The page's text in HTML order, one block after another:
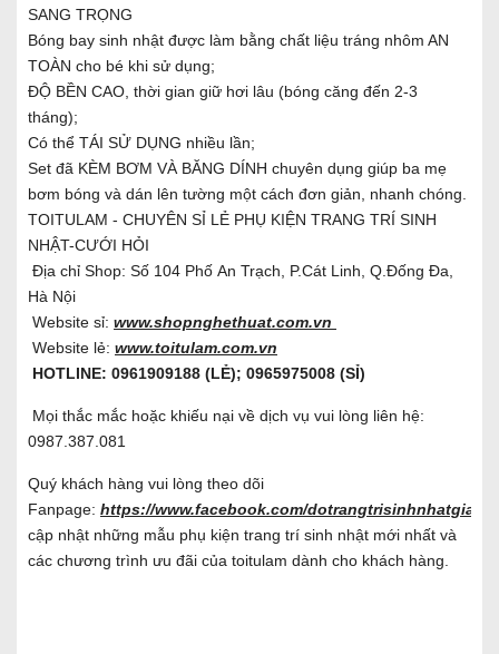
SANG TRỌNG
Bóng bay sinh nhật được làm bằng chất liệu tráng nhôm AN
TOÀN cho bé khi sử dụng;
ĐỘ BỀN CAO, thời gian giữ hơi lâu (bóng căng đến 2-3
tháng);
Có thể TÁI SỬ DỤNG nhiều lần;
Set đã KÈM BƠM VÀ BĂNG DÍNH chuyên dụng giúp ba mẹ
bơm bóng và dán lên tường một cách đơn giản, nhanh chóng.
TOITULAM - CHUYÊN SỈ LẺ PHỤ KIỆN TRANG TRÍ SINH
NHẬT-CƯỚI HỎI
Địa chỉ Shop: Số 104 Phố An Trạch, P.Cát Linh, Q.Đống Đa,
Hà Nội
Website sỉ: www.shopnghethuat.com.vn
Website lẻ: www.toitulam.com.vn
HOTLINE: 0961909188 (LẺ); 0965975008 (SỈ)
Mọi thắc mắc hoặc khiếu nại về dịch vụ vui lòng liên hệ:
0987.387.081
Quý khách hàng vui lòng theo dõi
Fanpage: https://www.facebook.com/dotrangtrisinhnhatgiare/
cập nhật những mẫu phụ kiện trang trí sinh nhật mới nhất và
các chương trình ưu đãi của toitulam dành cho khách hàng.